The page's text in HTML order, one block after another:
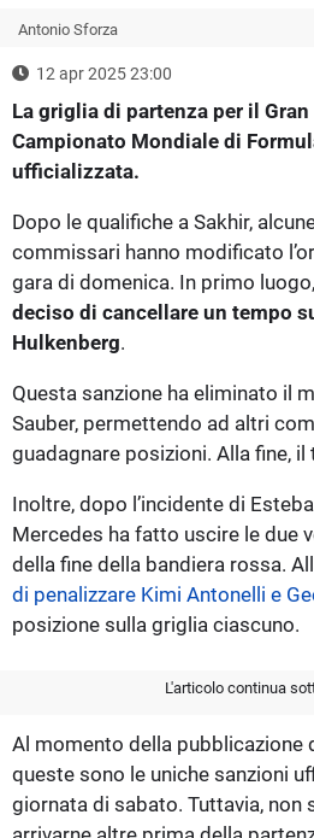
Antonio Sforza
12 apr 2025 23:00
La griglia di partenza per il
Campionato Mondiale di
ufficializzata.
Dopo le qualifiche a Sakhir,
commissari hanno modificato
gara di domenica. In primo luogo,
deciso di cancellare un tempo
Hulkenberg.
Questa sanzione ha eliminato il
Sauber, permettendo ad altri
guadagnare posizioni. Alla fine,
Inoltre, dopo l’incidente di
Mercedes ha fatto uscire le due
della fine della bandiera rossa.
di penalizzare Kimi Antonelli e
posizione sulla griglia ciascuno.
L'articolo continua
Al momento della pubblicazione
queste sono le uniche sanzioni
giornata di sabato. Tuttavia, non